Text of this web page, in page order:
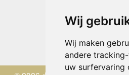
Wij
Wij maken
andere
uw surfervaring
Donderdag
10.00 -
Vrijdag 10.00 -
Zaterdag
Zondag